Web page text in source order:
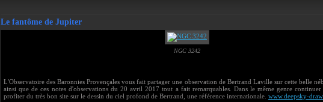
Le fantôme de Jupiter
NGC 3242
L'Observatoire des Baronnies Provençales vous fait partager une observation de Bertrand Laville sur cette belle
ainsi que de ces notes d'observations du 20 avril 2017 tout a fait remarquables. Dans le même genre
profiter du très bon site sur le dessin du ciel profond de Bertrand, une référence internationale. www.deepsky-